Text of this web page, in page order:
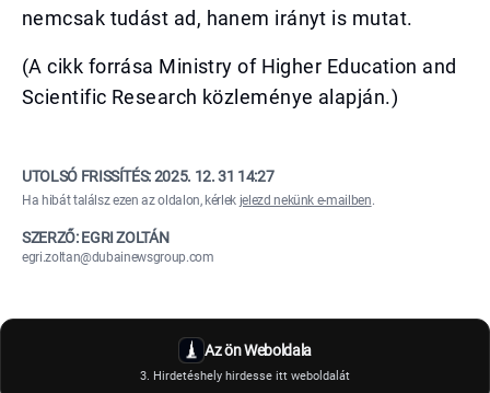
nemcsak tudást ad, hanem irányt is mutat.
(A cikk forrása Ministry of Higher Education and
Scientific Research közleménye alapján.)
UTOLSÓ FRISSÍTÉS:2025. 12. 31 14:27
Ha hibát találsz ezen az oldalon, kérlek jelezd nekünk e-mailben.
SZERZŐ: EGRI ZOLTÁN
egri.zoltan@dubainewsgroup.com
Az ön Weboldala
3. Hirdetéshely hirdesse itt weboldalát